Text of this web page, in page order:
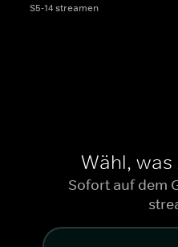
S5-14 streamen
Wähl,
Sofort auf dem